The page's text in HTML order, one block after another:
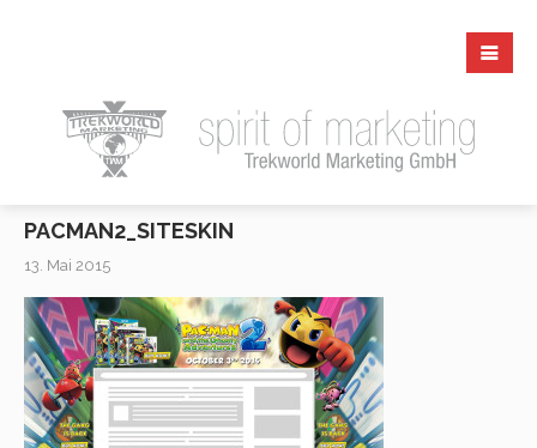
PACMAN2_SITESKIN
13. Mai 2015